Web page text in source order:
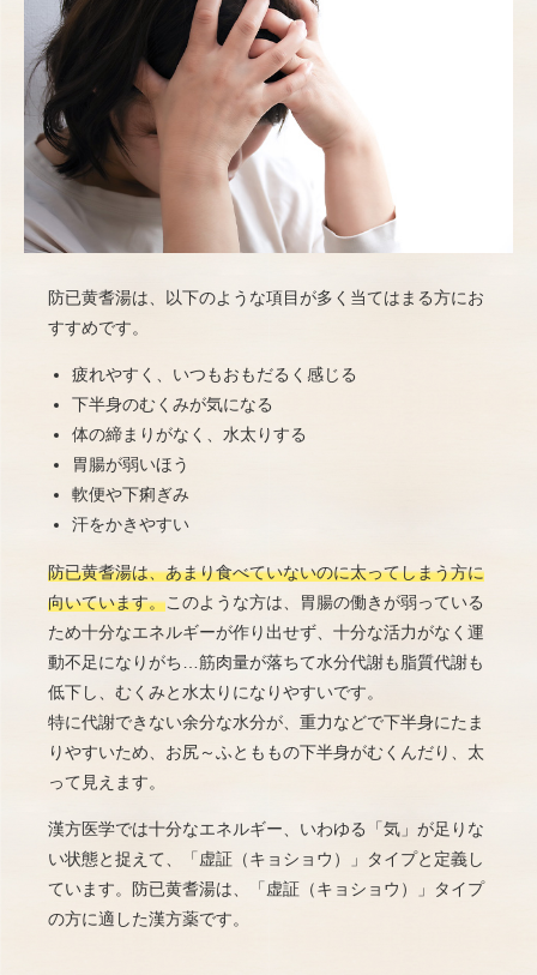
防已黄耆湯は、以下のような項目が多く当てはまる方にお
すすめです。
疲れやすく、いつもおもだるく感じる
下半身のむくみが気になる
体の締まりがなく、水太りする
胃腸が弱いほう
軟便や下痢ぎみ
汗をかきやすい
防已黄耆湯は、あまり食べていないのに太ってしまう方に
向いています。このような方は、胃腸の働きが弱っている
ため十分なエネルギーが作り出せず、十分な活力がなく運
動不足になりがち…筋肉量が落ちて水分代謝も脂質代謝も
低下し、むくみと水太りになりやすいです。
特に代謝できない余分な水分が、重力などで下半身にたま
りやすいため、お尻～ふとももの下半身がむくんだり、太
って見えます。
漢方医学では十分なエネルギー、いわゆる「気」が足りな
い状態と捉えて、「虚証（キョショウ）」タイプと定義し
ています。防已黄耆湯は、「虚証（キョショウ）」タイプ
の方に適した漢方薬です。